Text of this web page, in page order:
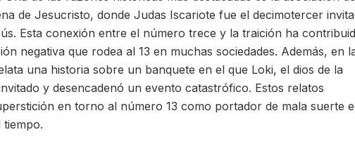
de Jesucristo, donde Judas Iscariote fue el decimotercer
Esta conexión entre el número trece y la traición ha
negativa que rodea al 13 en muchas sociedades. Además, en
una historia sobre un banquete en el que Loki, el dios de la
y desencadenó un evento catastrófico. Estos relatos
en torno al número 13 como portador de mala suerte